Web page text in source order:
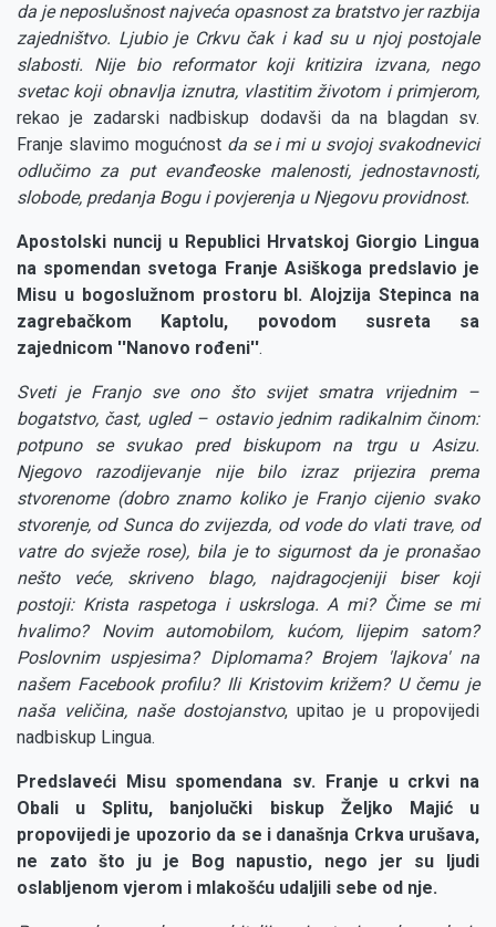
da je neposlušnost najveća opasnost za bratstvo jer razbija
zajedništvo. Ljubio je Crkvu čak i kad su u njoj postojale
slabosti. Nije bio reformator koji kritizira izvana, nego
svetac koji obnavlja iznutra, vlastitim životom i primjerom,
rekao je zadarski nadbiskup dodavši da na blagdan sv.
Franje slavimo mogućnostda se i mi u svojoj svakodnevici
odlučimo za put evanđeoske malenosti, jednostavnosti,
slobode, predanja Bogu i povjerenja u Njegovu providnost.
Apostolski nuncij u Republici Hrvatskoj Giorgio Lingua
na spomendan svetoga Franje Asiškoga predslavio je
Misu u bogoslužnom prostoru bl. Alojzija Stepinca na
zagrebačkom Kaptolu, povodom susreta sa
zajednicom ''Nanovo rođeni''.
Sveti je Franjo sve ono što svijet smatra vrijednim –
bogatstvo, čast, ugled – ostavio jednim radikalnim činom:
potpuno se svukao pred biskupom na trgu u Asizu.
Njegovo razodijevanje nije bilo izraz prijezira prema
stvorenome (dobro znamo koliko je Franjo cijenio svako
stvorenje, od Sunca do zvijezda, od vode do vlati trave, od
vatre do svježe rose), bila je to sigurnost da je pronašao
nešto veće, skriveno blago, najdragocjeniji biser koji
postoji: Krista raspetoga i uskrsloga. A mi? Čime se mi
hvalimo? Novim automobilom, kućom, lijepim satom?
Poslovnim uspjesima? Diplomama? Brojem 'lajkova' na
našem Facebook profilu? Ili Kristovim križem? U čemu je
naša veličina, naše dostojanstvo, upitao je u propovijedi
nadbiskup Lingua.
Predslaveći Misu spomendana sv. Franje u crkvi na
Obali u Splitu, banjolučki biskup Željko Majić u
propovijedi je upozorio da se i današnja Crkva urušava,
ne zato što ju je Bog napustio, nego jer su ljudi
oslabljenom vjerom i mlakošću udaljili sebe od nje.